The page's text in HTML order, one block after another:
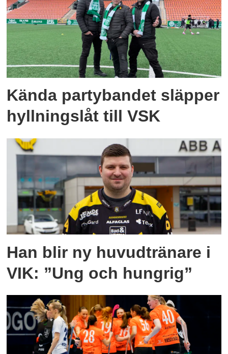
Kända partybandet släpper
hyllningslåt till VSK
Han blir ny huvudtränare i
VIK: ”Ung och hungrig”